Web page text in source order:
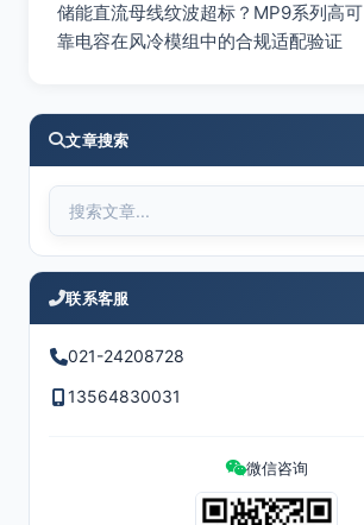
储能直流母线纹波超标？MP9系列高可
靠电容在风冷模组中的合规适配验证
文章搜索
联系客服
021-24208728
13564830031
微信咨询